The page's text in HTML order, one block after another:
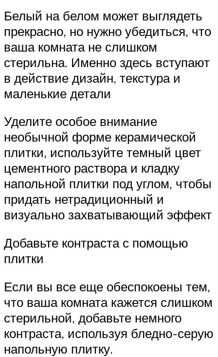
Белый на белом может выглядеть
прекрасно, но нужно убедиться, что
ваша комната не слишком
стерильна. Именно здесь вступают
в действие дизайн, текстура и
маленькие детали
Уделите особое внимание
необычной форме керамической
плитки, используйте темный цвет
цементного раствора и кладку
напольной плитки под углом, чтобы
придать нетрадиционный и
визуально захватывающий эффект
Добавьте контраста с помощью
плитки
Если вы все еще обеспокоены тем,
что ваша комната кажется слишком
стерильной, добавьте немного
контраста, используя бледно-серую
напольную плитку.